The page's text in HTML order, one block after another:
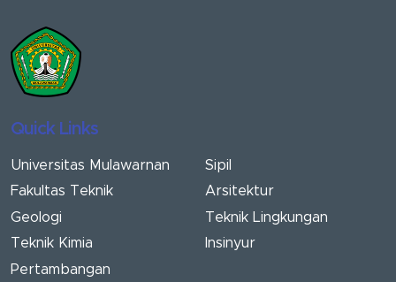
Quick Links
Universitas Mulawarnan
Fakultas Teknik
Geologi
Teknik Kimia
Pertambangan
Sipil
Arsitektur
Teknik Lingkungan
Insinyur